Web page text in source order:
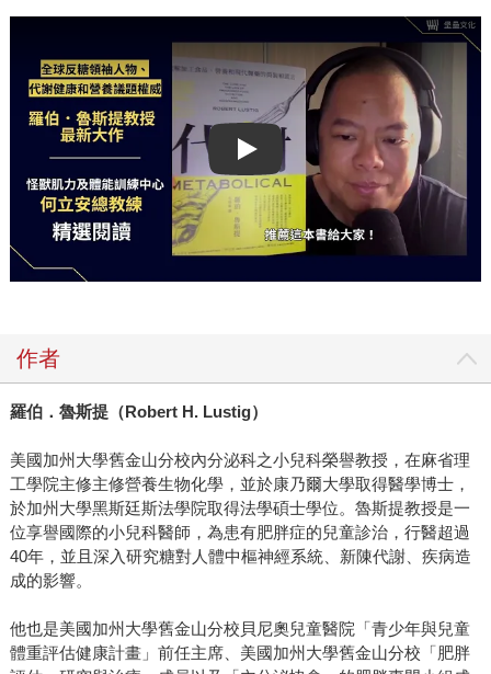
Play video
作者
羅伯．魯斯提（Robert H. Lustig）
美國加州大學舊金山分校內分泌科之小兒科榮譽教授，在麻省理
工學院主修主修營養生物化學，並於康乃爾大學取得醫學博士，
於加州大學黑斯廷斯法學院取得法學碩士學位。魯斯提教授是一
位享譽國際的小兒科醫師，為患有肥胖症的兒童診治，行醫超過
40年，並且深入研究糖對人體中樞神經系統、新陳代謝、疾病造
成的影響。
他也是美國加州大學舊金山分校貝尼奧兒童醫院「青少年與兒童
體重評估健康計畫」前任主席、美國加州大學舊金山分校「肥胖